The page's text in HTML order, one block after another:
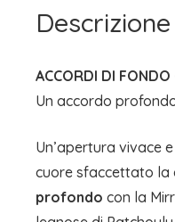
Descrizione
ACCORDI DI
Un accordo
Un’apertura vivace
cuore sfaccettato la
profondo con la